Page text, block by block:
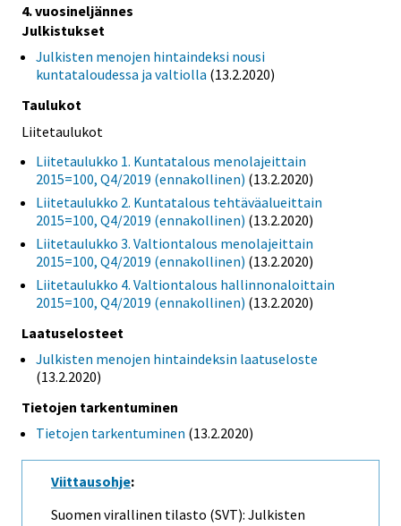
4. vuosineljännes
Julkistukset
Julkisten menojen hintaindeksi nousi
kuntataloudessa ja valtiolla (13.2.2020)
Taulukot
Liitetaulukot
Liitetaulukko 1. Kuntatalous menolajeittain
2015=100, Q4/2019 (ennakollinen) (13.2.2020)
Liitetaulukko 2. Kuntatalous tehtäväalueittain
2015=100, Q4/2019 (ennakollinen) (13.2.2020)
Liitetaulukko 3. Valtiontalous menolajeittain
2015=100, Q4/2019 (ennakollinen) (13.2.2020)
Liitetaulukko 4. Valtiontalous hallinnonaloittain
2015=100, Q4/2019 (ennakollinen) (13.2.2020)
Laatuselosteet
Julkisten menojen hintaindeksin laatuseloste
(13.2.2020)
Tietojen tarkentuminen
Tietojen tarkentuminen (13.2.2020)
Viittausohje:
Suomen virallinen tilasto (SVT): Julkisten